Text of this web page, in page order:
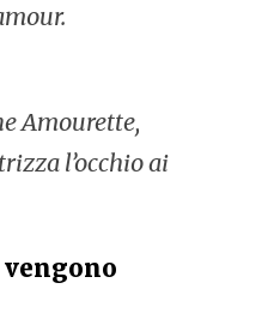
Amourette,
l’occhio ai